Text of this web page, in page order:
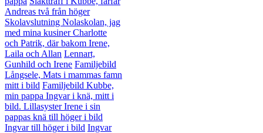
Andreas två från höger
Skolavslutning Nolaskolan, jag
med mina kusiner Charlotte
och Patrik, där bakom Irene,
Laila och Allan Lennart,
Gunhild och Irene Familjebild
Långsele, Mats i mammas famn
mitt i bild Familjebild Kubbe,
min pappa Ingvar i knä, mitt i
bild. Lillasyster Irene i sin
pappas knä till höger i bild
Ingvar till höger i bild Ingvar